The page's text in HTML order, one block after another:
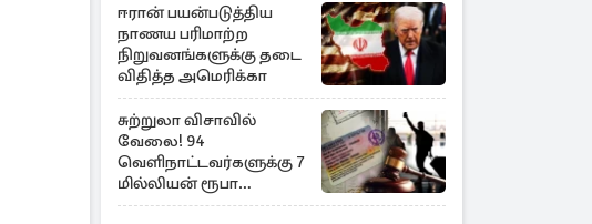
ஈரான் பயன்படுத்திய
நாணய பரிமாற்ற
நிறுவனங்களுக்கு தடை
விதித்த அமெரிக்கா
சுற்றுலா விசாவில்
வேலை! 94
வெளிநாட்டவர்களுக்கு 7
மில்லியன் ரூபா
அபராதம்